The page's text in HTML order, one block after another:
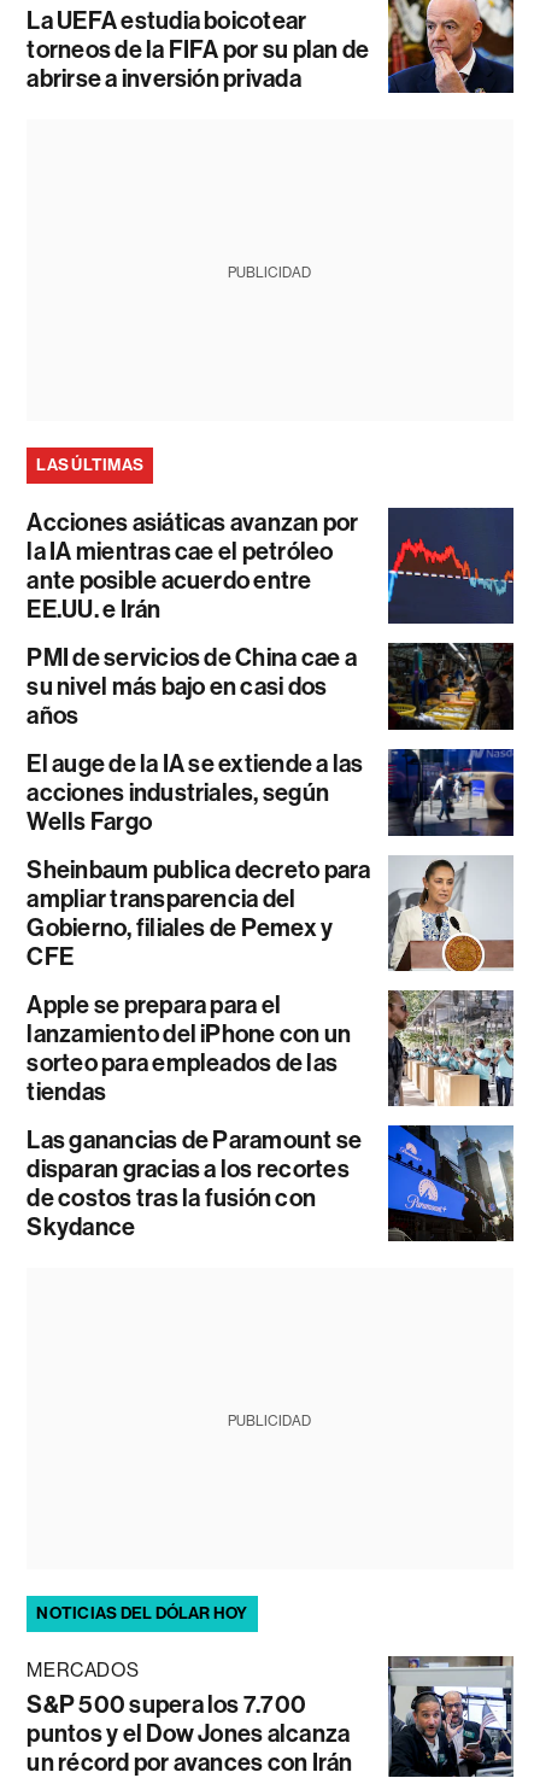
La UEFA estudia boicotear
torneos de la FIFA por su plan de
abrirse a inversión privada
PUBLICIDAD
LAS ÚLTIMAS
Acciones asiáticas avanzan por
la IA mientras cae el petróleo
ante posible acuerdo entre
EE.UU. e Irán
PMI de servicios de China cae a
su nivel más bajo en casi dos
años
El auge de la IA se extiende a las
acciones industriales, según
Wells Fargo
Sheinbaum publica decreto para
ampliar transparencia del
Gobierno, filiales de Pemex y
CFE
Apple se prepara para el
lanzamiento del iPhone con un
sorteo para empleados de las
tiendas
Las ganancias de Paramount se
disparan gracias a los recortes
de costos tras la fusión con
Skydance
PUBLICIDAD
NOTICIAS DEL DÓLAR HOY
MERCADOS
S&P 500 supera los 7.700
puntos y el Dow Jones alcanza
un récord por avances con Irán